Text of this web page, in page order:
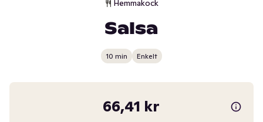
Hemmakock
Salsa
10 min Enkelt
66,41 kr